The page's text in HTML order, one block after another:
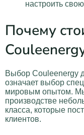
настроить
Почему
Выбор Couleenergy
означает выбор
мировым опытом.
производстве
класса, которые
клиентов.